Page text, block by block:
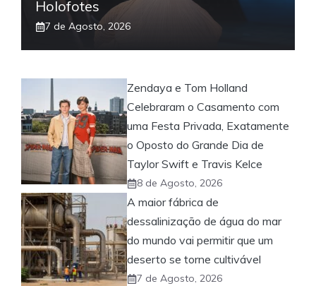
Holofotes
7 de Agosto, 2026
Zendaya e Tom Holland
Celebraram o Casamento com
uma Festa Privada, Exatamente
o Oposto do Grande Dia de
Taylor Swift e Travis Kelce
8 de Agosto, 2026
A maior fábrica de
dessalinização de água do mar
do mundo vai permitir que um
deserto se torne cultivável
7 de Agosto, 2026